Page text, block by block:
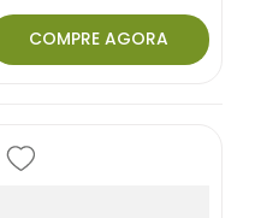
COMPRE AGORA